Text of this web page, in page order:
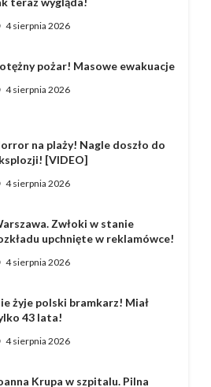
4 sierpnia 2026
pożar! Masowe ewakuacje
4 sierpnia 2026
na plaży! Nagle doszło do
[VIDEO]
4 sierpnia 2026
Zwłoki w stanie
upchnięte w reklamówce!
4 sierpnia 2026
żyje polski bramkarz! Miał
43 lata!
4 sierpnia 2026
Krupa w szpitalu. Pilna